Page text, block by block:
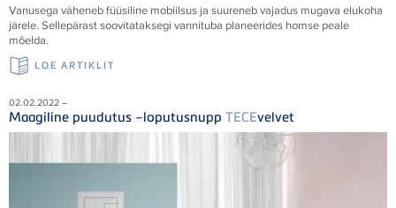
Vanusega väheneb füüsiline mobiilsus ja suureneb vajadus mugava elukoha
järele. Sellepärast soovitataksegi vannituba planeerides homse peale
mõelda.
LOE ARTIKLIT
02.02.2022 –
Maagiline puudutus –loputusnupp TECEvelvet